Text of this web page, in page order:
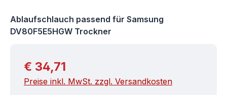
Ablaufschlauch passend für Samsung
DV80F5E5HGW Trockner
Regulärer Preis:
€ 34,71
Preise inkl. MwSt. zzgl. Versandkosten